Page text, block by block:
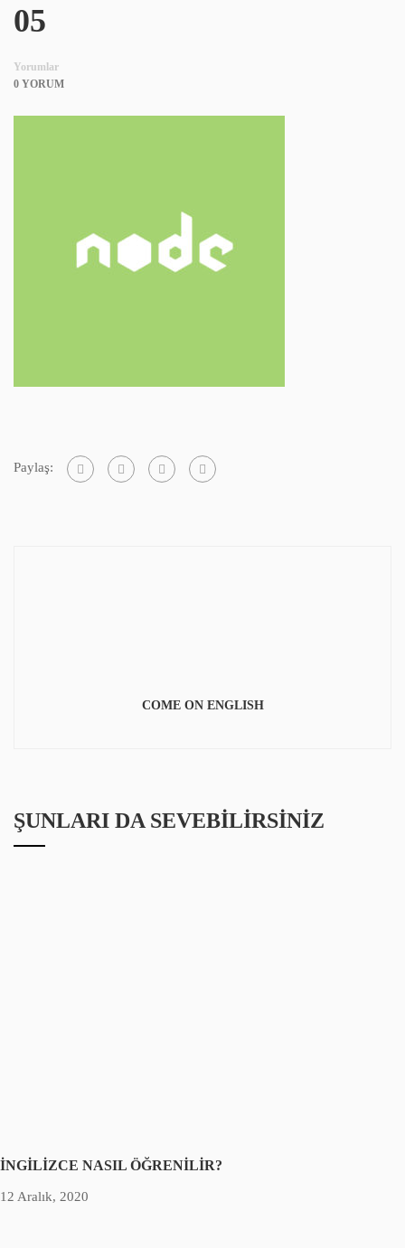
05
Yorumlar
0 YORUM
Paylaş:
COME ON ENGLISH
ŞUNLARI DA SEVEBILIRSINIZ
İNGİLİZCE NASIL ÖĞRENİLİR?
12 Aralık, 2020